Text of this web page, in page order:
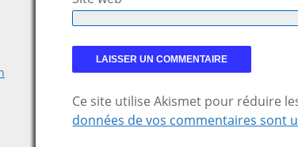
Ce site utilise Akismet pour réduire
données de vos commentaires sont